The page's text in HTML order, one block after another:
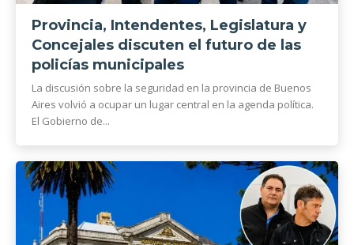
Provincia, Intendentes, Legislatura y
Concejales discuten el futuro de las
policías municipales
La discusión sobre la seguridad en la provincia de Buenos
Aires volvió a ocupar un lugar central en la agenda política.
El Gobierno de...